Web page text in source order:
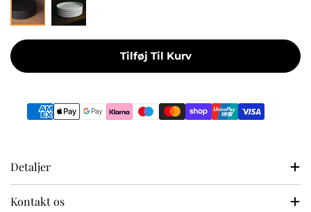
Tilføj Til Kurv
Betalingsmetoder
Detaljer
Kontakt os